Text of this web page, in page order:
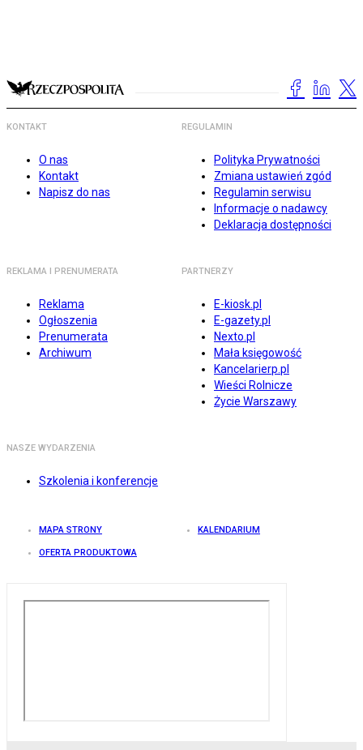
KONTAKT
O nas
Kontakt
Napisz do nas
REGULAMIN
Polityka Prywatności
Zmiana ustawień zgód
Regulamin serwisu
Informacje o nadawcy
Deklaracja dostępności
REKLAMA I PRENUMERATA
Reklama
Ogłoszenia
Prenumerata
Archiwum
PARTNERZY
E-kiosk.pl
E-gazety.pl
Nexto.pl
Mała księgowość
Kancelarierp.pl
Wieści Rolnicze
Życie Warszawy
NASZE WYDARZENIA
Szkolenia i konferencje
MAPA STRONY KALENDARIUM
OFERTA PRODUKTOWA